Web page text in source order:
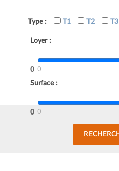
Type : T1 T2 T3
Loyer :
0
Surface :
0